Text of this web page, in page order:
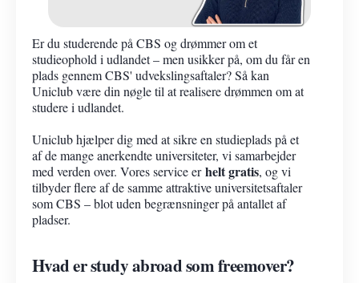
Er du studerende på CBS og drømmer om et
studieophold i udlandet – men usikker på, om du får en
plads gennem CBS' udvekslingsaftaler? Så kan
Uniclub være din nøgle til at realisere drømmen om at
studere i udlandet.
Uniclub hjælper dig med at sikre en studieplads på et
af de mange anerkendte universiteter, vi samarbejder
med verden over. Vores service erhelt gratis, og vi
tilbyder flere af de samme attraktive universitetsaftaler
som CBS – blot uden begrænsninger på antallet af
pladser.
Hvad er study abroad som freemover?